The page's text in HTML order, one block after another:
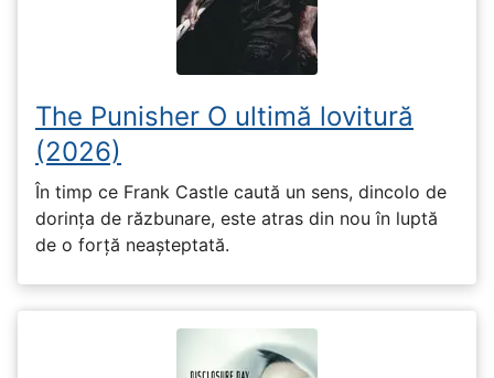
The Punisher O ultimă lovitură
(2026)
În timp ce Frank Castle caută un sens, dincolo de
dorința de răzbunare, este atras din nou în luptă
de o forță neașteptată.